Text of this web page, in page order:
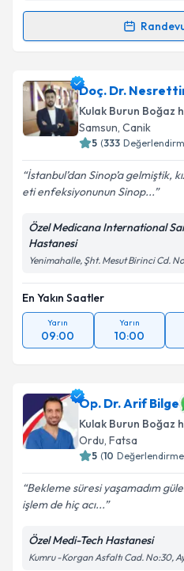
Randevu Takvimi
Uzm. Dr. Pınar Yağmur
oluşturun. Size bu
takvim hazırlandığında
E-posta Adresiniz
Kişisel verilerimin
Metni
kapsamda işlenmesini
Takvim
Doç. Dr.
Kulak Burun Boğaz
Samsun, Canik
5 (333
İstanbul’dan Sinop’a gelmiştik,
eti enfeksiyonunun Sinop...
Özel Medicana International
Hastanesi
Yenimahalle, Şht. Mesut Birinci Cd.
En Yakın Saatler
Yarın
09:00
Yarın
10:00
Op. Dr. Arif Bilge
Kulak Burun Boğaz
Ordu, Fatsa
5 (10
Bekleme süresi yaşamadım
işlem de hiç acı...
Özel Medi-Tech Hastanesi
Kumru -Korgan Asfaltı Cad. No:30,